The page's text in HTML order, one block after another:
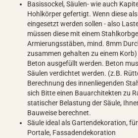
Basissockel, Säulen- wie auch
Hohlkörper gefertigt. Wenn diese
eingesetzt werden sollen - also
müssen diese mit einem
Armierungsstäben, mind. 8mm
zusammen gehalten zu einem
Beton ausgefüllt werden. Beton
Säulen verdichtet werden. (z.B.
Berechnung des innenliegenden
sich Bitte einen Bauarchitekten zu
statischer Belastung der Säule,
Bauweise berechnet.
Säule ideal als Gartendekoration,
Portale, Fassadendekoration